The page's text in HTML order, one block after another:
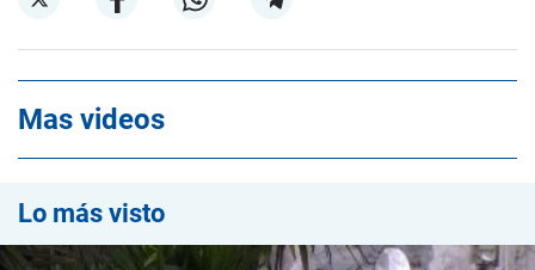
Mas videos
Lo más visto